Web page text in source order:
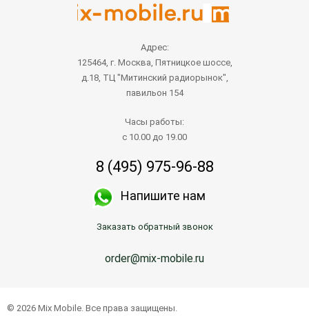
Адрес:
125464, г. Москва, Пятницкое шоссе,
д.18, ТЦ "Митинский радиорынок",
павильон 154
Часы работы:
с 10.00 до 19.00
8 (495) 975-96-88
Напишите нам
Заказать обратный звонок
order@mix-mobile.ru
© 2026 Mix Mobile. Все права защищены.